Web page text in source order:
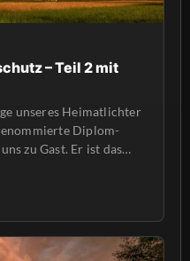
– Teil 2 mit
unseres Heimatlichter
Diplom-
zu Gast. Er ist das
Sendungen und
von